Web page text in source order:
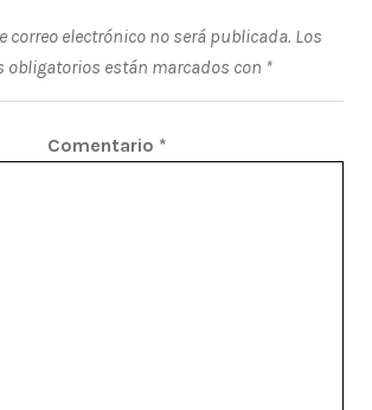
correo electrónico no será publicada. Los
obligatorios están marcados con *
Comentario *